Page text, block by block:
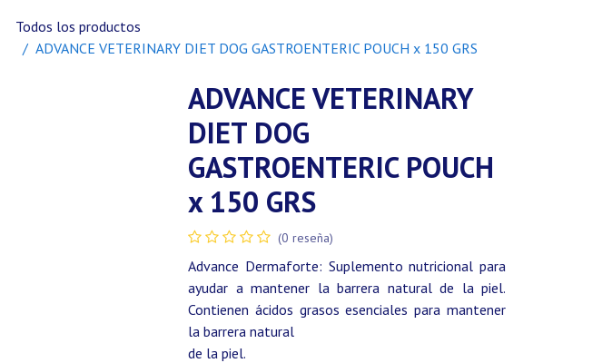
Todos los productos
ADVANCE VETERINARY DIET DOG GASTROENTERIC POUCH x 150 GRS
ADVANCE VETERINARY
DIET DOG
GASTROENTERIC POUCH
x 150 GRS
(0 reseña)
Advance Dermaforte: Suplemento nutricional para
ayudar a mantener la barrera natural de la piel.
Contienen ácidos grasos esenciales para mantener
la barrera natural
de la piel.